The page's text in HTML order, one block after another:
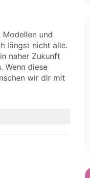
Modellen und
längst nicht alle.
naher Zukunft
Wenn diese
wir dir mit